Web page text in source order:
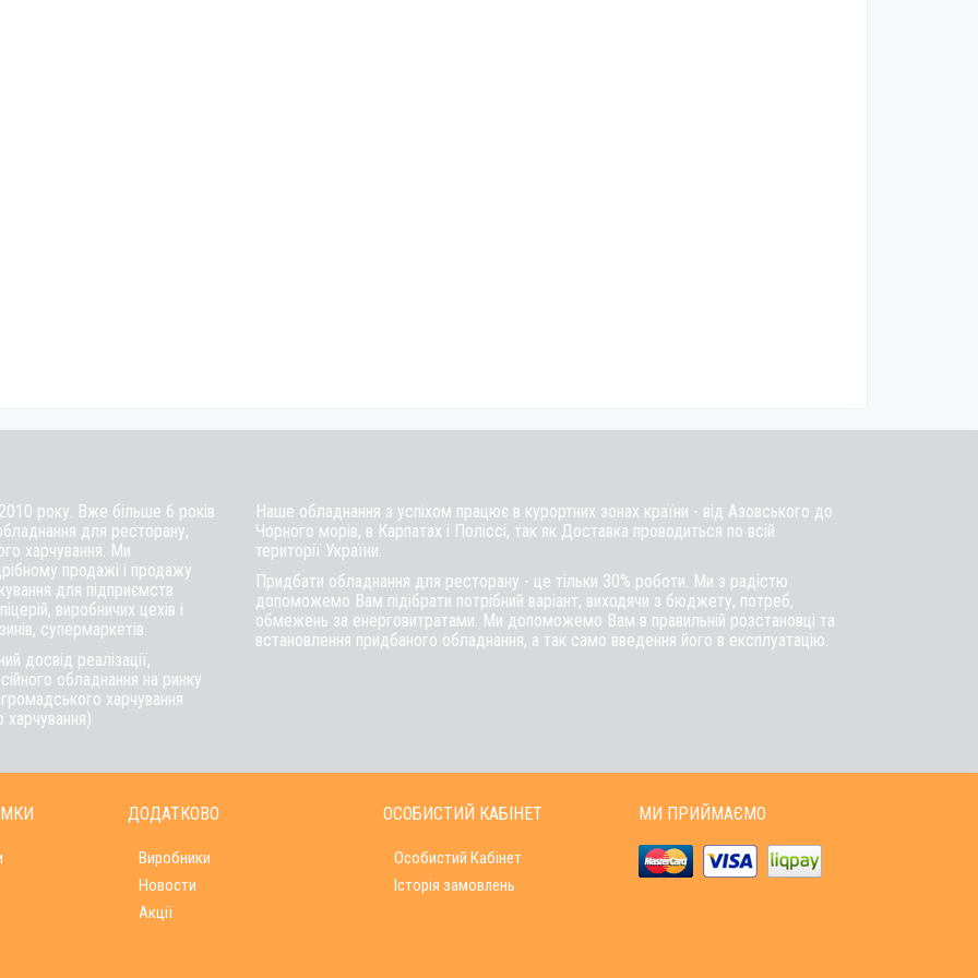
року. Вже більше 6 років
для ресторану,
харчування. Ми
продажі і продажу
для підприємств
виробничих цехів і
супермаркетів.
досвід реалізації,
обладнання на ринку
харчування
харчування)
Наше обладнання з успіхом працює в курортних зонах країни - від Азовського до
Чорного морів, в Карпатах і Поліссі, так як Доставка проводиться по всій
території України.
Придбати обладнання для ресторану - це тільки 30% роботи. Ми з радістю
допоможемо Вам підібрати потрібний варіант, виходячи з бюджету, потреб,
обмежень за енерговитратами. Ми допоможемо Вам в правильній розстановці та
встановлення придбаного обладнання, а так само введення його в експлуатацію.
ДОДАТКОВО
Виробники
Новости
Акції
ОСОБИСТИЙ КАБІНЕТ
Особистий Кабінет
Історія замовлень
МИ ПРИЙМАЄМО